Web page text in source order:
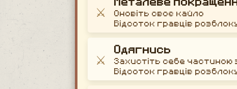
⚔️
Оновіть своє кайло
Відсоток гравців
⚔️
Одягнись
Захистіть себе частиною
Відсоток гравців